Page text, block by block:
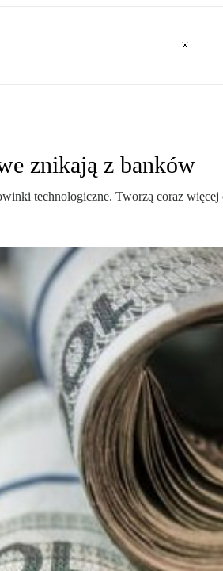
znikają z banków
technologiczne. Tworzą coraz